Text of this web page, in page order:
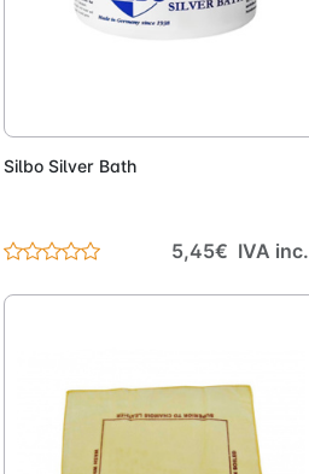
Silbo Silver Bath
5,45€ IVA inc.